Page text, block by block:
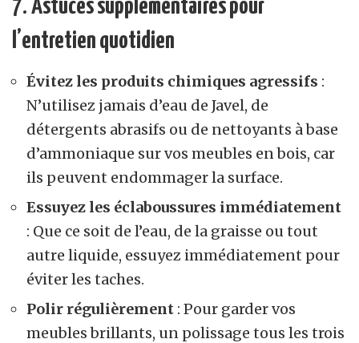
7. Astuces supplémentaires pour
l’entretien quotidien
Évitez les produits chimiques agressifs :
N’utilisez jamais d’eau de Javel, de
détergents abrasifs ou de nettoyants à base
d’ammoniaque sur vos meubles en bois, car
ils peuvent endommager la surface.
Essuyez les éclaboussures immédiatement
: Que ce soit de l’eau, de la graisse ou tout
autre liquide, essuyez immédiatement pour
éviter les taches.
Polir régulièrement : Pour garder vos
meubles brillants, un polissage tous les trois